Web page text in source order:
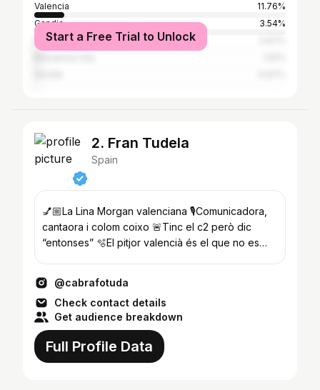
Valencia
11.76%
Gandia
3.54%
Madrid city
Start a Free Trial to Unlock
2. Fran Tudela
Spain
💅🏼La Lina Morgan valenciana 🎙️Comunicadora,
cantaora i colom coixo 🚨Tinc el c2 però dic
“entonses” 🫧El pitjor valencià és el que no es
@cabrafotuda
Check contact details
Get audience breakdown
Full Profile Data